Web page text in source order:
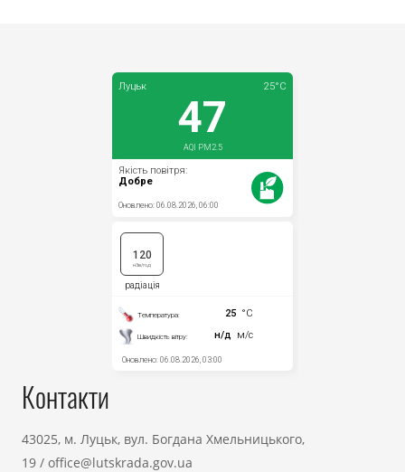
Контакти
43025, м. Луцьк, вул. Богдана Хмельницького,
19 / office@lutskrada.gov.ua